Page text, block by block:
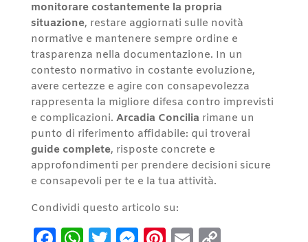
monitorare costantemente la propria
situazione, restare aggiornati sulle novità
normative e mantenere sempre ordine e
trasparenza nella documentazione. In un
contesto normativo in costante evoluzione,
avere certezze e agire con consapevolezza
rappresenta la migliore difesa contro imprevisti
e complicazioni. Arcadia Concilia rimane un
punto di riferimento affidabile: qui troverai
guide complete, risposte concrete e
approfondimenti per prendere decisioni sicure
e consapevoli per te e la tua attività.
Condividi questo articolo su: